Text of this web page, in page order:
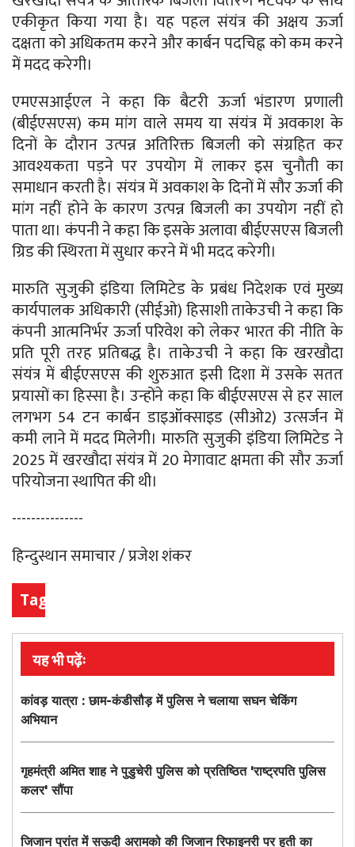
एकीकृत किया गया है। यह पहल संयंत्र की अक्षय ऊर्जा
दक्षता को अधिकतम करने और कार्बन पदचिह्न को कम करने
में मदद करेगी।
एमएसआईएल ने कहा कि बैटरी ऊर्जा भंडारण प्रणाली
(बीईएसएस) कम मांग वाले समय या संयंत्र में अवकाश के
दिनों के दौरान उत्पन्न अतिरिक्त बिजली को संग्रहित कर
आवश्यकता पड़ने पर उपयोग में लाकर इस चुनौती का
समाधान करती है। संयंत्र में अवकाश के दिनों में सौर ऊर्जा की
मांग नहीं होने के कारण उत्पन्न बिजली का उपयोग नहीं हो
पाता था। कंपनी ने कहा कि इसके अलावा बीईएसएस बिजली
ग्रिड की स्थिरता में सुधार करने में भी मदद करेगी।
मारुति सुजुकी इंडिया लिमिटेड के प्रबंध निदेशक एवं मुख्य
कार्यपालक अधिकारी (सीईओ) हिसाशी ताकेउची ने कहा कि
कंपनी आत्मनिर्भर ऊर्जा परिवेश को लेकर भारत की नीति के
प्रति पूरी तरह प्रतिबद्ध है। ताकेउची ने कहा कि खरखौदा
संयंत्र में बीईएसएस की शुरुआत इसी दिशा में उसके सतत
प्रयासों का हिस्सा है। उन्होंने कहा कि बीईएसएस से हर साल
लगभग 54 टन कार्बन डाइऑक्साइड (सीओ2) उत्सर्जन में
कमी लाने में मदद मिलेगी। मारुति सुजुकी इंडिया लिमिटेड ने
2025 में खरखौदा संयंत्र में 20 मेगावाट क्षमता की सौर ऊर्जा
परियोजना स्थापित की थी।
---------------
हिन्दुस्थान समाचार / प्रजेश शंकर
Tags
यह भी पढ़ेंः
कांवड़ यात्रा : छाम-कंडीसौड़ में पुलिस ने चलाया सघन चेकिंग
अभियान
गृहमंत्री अमित शाह ने पुडुचेरी पुलिस को प्रतिष्ठित 'राष्ट्रपति पुलिस
कलर' सौंपा
जिजान प्रांत में सऊदी अरामको की जिजान रिफाइनरी पर हूती का